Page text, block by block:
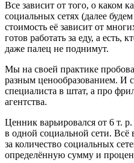
Все зависит от того, о каком
социальных сетях (далее
стоимость её зависит от
готов работать за еду, а есть,
даже палец не поднимут.
Мы на своей практике
разным ценообразованием. И
специалиста в штат, а про
агентства.
Ценник варьировался от 6 т.
в одной социальной сети. Всё
за количество социальных
определённую сумму и